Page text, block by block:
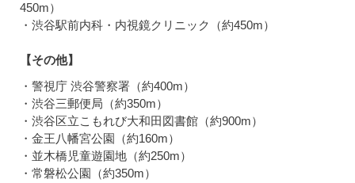
450m）
・渋谷駅前内科・内視鏡クリニック（約450m）
【その他】
・警視庁 渋谷警察署（約400m）
・渋谷三郵便局（約350m）
・渋谷区立こもれび大和田図書館（約900m）
・金王八幡宮公園（約160m）
・並木橋児童遊園地（約250m）
・常磐松公園（約350m）